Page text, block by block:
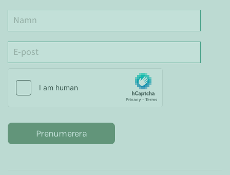
Prenumerera